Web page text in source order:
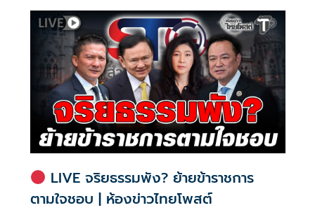
LIVE จริยธรรมพัง? ย้ายข้าราชการ
ตามใจชอบ | ห้องข่าวไทยโพสต์